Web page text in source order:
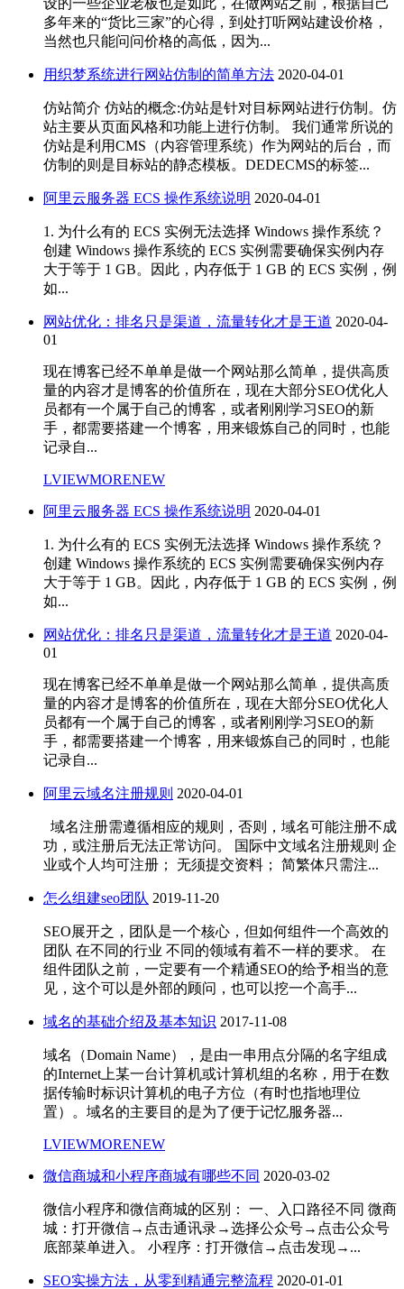
设的一些企业老板也是如此，在做网站之前，根据自己
多年来的“货比三家”的心得，到处打听网站建设价格，
当然也只能问问价格的高低，因为...
用织梦系统进行网站仿制的简单方法 2020-04-01
仿站简介 仿站的概念:仿站是针对目标网站进行仿制。仿
站主要从页面风格和功能上进行仿制。 我们通常所说的
仿站是利用CMS（内容管理系统）作为网站的后台，而
仿制的则是目标站的静态模板。DEDECMS的标签...
阿里云服务器 ECS 操作系统说明 2020-04-01
1. 为什么有的 ECS 实例无法选择 Windows 操作系统？
创建 Windows 操作系统的 ECS 实例需要确保实例内存
大于等于 1 GB。因此，内存低于 1 GB 的 ECS 实例，例
如...
网站优化：排名只是渠道，流量转化才是王道 2020-04-
01
现在博客已经不单单是做一个网站那么简单，提供高质
量的内容才是博客的价值所在，现在大部分SEO优化人
员都有一个属于自己的博客，或者刚刚学习SEO的新
手，都需要搭建一个博客，用来锻炼自己的同时，也能
记录自...
LVIEWMORENEW
阿里云服务器 ECS 操作系统说明 2020-04-01
1. 为什么有的 ECS 实例无法选择 Windows 操作系统？
创建 Windows 操作系统的 ECS 实例需要确保实例内存
大于等于 1 GB。因此，内存低于 1 GB 的 ECS 实例，例
如...
网站优化：排名只是渠道，流量转化才是王道 2020-04-
01
现在博客已经不单单是做一个网站那么简单，提供高质
量的内容才是博客的价值所在，现在大部分SEO优化人
员都有一个属于自己的博客，或者刚刚学习SEO的新
手，都需要搭建一个博客，用来锻炼自己的同时，也能
记录自...
阿里云域名注册规则 2020-04-01
域名注册需遵循相应的规则，否则，域名可能注册不成
功，或注册后无法正常访问。 国际中文域名注册规则 企
业或个人均可注册； 无须提交资料； 简繁体只需注...
怎么组建seo团队 2019-11-20
SEO展开之，团队是一个核心，但如何组件一个高效的
团队 在不同的行业 不同的领域有着不一样的要求。 在
组件团队之前，一定要有一个精通SEO的给予相当的意
见，这个可以是外部的顾问，也可以挖一个高手...
域名的基础介绍及基本知识 2017-11-08
域名（Domain Name），是由一串用点分隔的名字组成
的Internet上某一台计算机或计算机组的名称，用于在数
据传输时标识计算机的电子方位（有时也指地理位
置）。域名的主要目的是为了便于记忆服务器...
LVIEWMORENEW
微信商城和小程序商城有哪些不同 2020-03-02
微信小程序和微信商城的区别： 一、入口路径不同 微商
城：打开微信→点击通讯录→选择公众号→点击公众号
底部菜单进入。 小程序：打开微信→点击发现→...
SEO实操方法，从零到精通完整流程 2020-01-01